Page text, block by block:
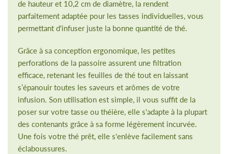
de hauteur et 10,2 cm de diamètre, la rendent
parfaitement adaptée pour les tasses individuelles, vous
permettant d'infuser juste la bonne quantité de thé.
Grâce à sa conception ergonomique, les petites
perforations de la passoire assurent une filtration
efficace, retenant les feuilles de thé tout en laissant
s’épanouir toutes les saveurs et arômes de votre
infusion. Son utilisation est simple, il vous suffit de la
poser sur votre tasse ou théière, elle s'adapte à la plupart
des contenants grâce à sa forme légèrement incurvée.
Une fois votre thé prêt, elle s'enlève facilement sans
éclaboussures.